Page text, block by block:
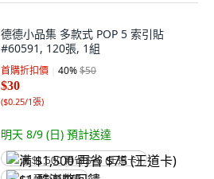
德德小品集 多款式 POP 5 索引貼
#60591, 120張, 1組
首購折扣價 40%$50
$30
($0.25/1張)
明天 8/9 (日) 預計送達
满 $1,500 再省 $75 (王道卡)